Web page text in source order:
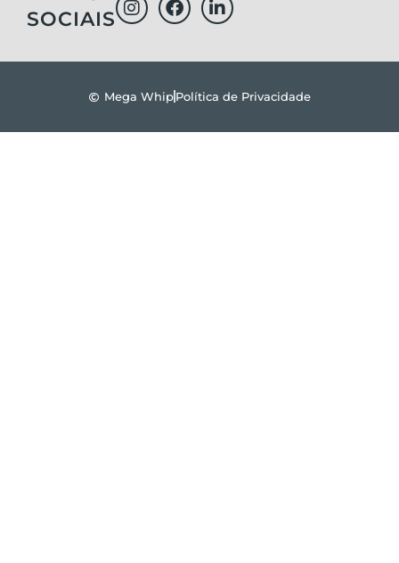
SOCIAIS
Mega WhipPolítica de Privacidade